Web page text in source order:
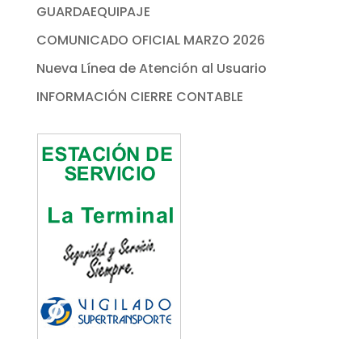
GUARDAEQUIPAJE
COMUNICADO OFICIAL MARZO 2026
Nueva Línea de Atención al Usuario
INFORMACIÓN CIERRE CONTABLE